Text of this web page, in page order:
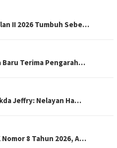
II 2026 Tumbuh Sebe…
Baru Terima Pengarah…
Jeffry: Nelayan Ha…
Nomor 8 Tahun 2026, A…